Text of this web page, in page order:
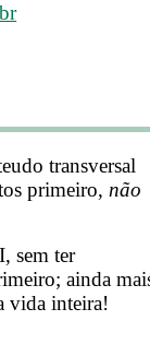
transversal
primeiro, não
sem ter
ainda
vida inteira!